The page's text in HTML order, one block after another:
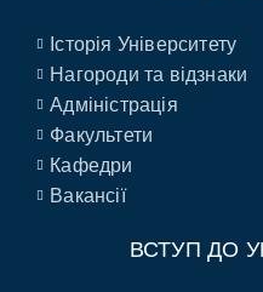
Історія Університету
Нагороди та відзнаки
Адміністрація
Факультети
Кафедри
Вакансії
ВСТУП ДО